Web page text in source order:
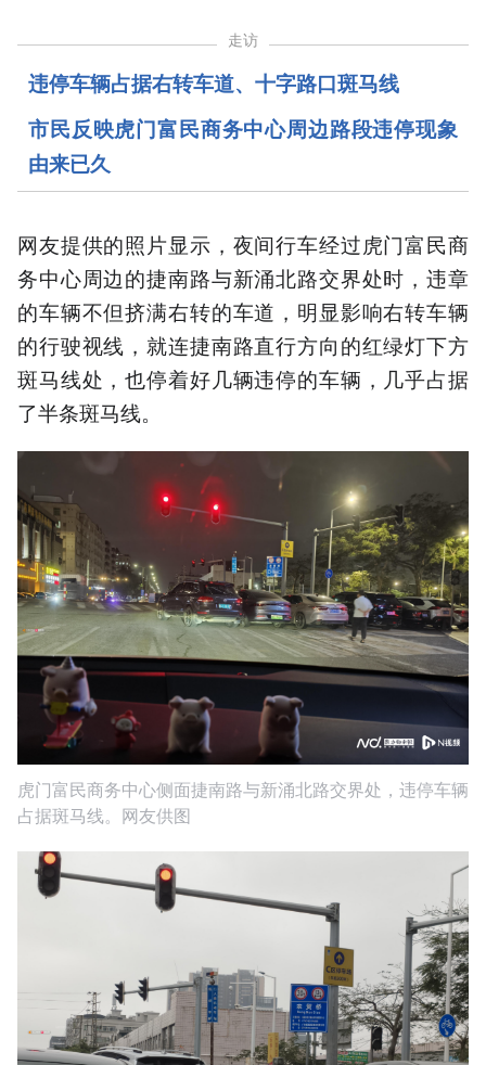
走访
违停车辆占据右转车道、十字路口斑马线
市民反映虎门富民商务中心周边路段违停现象
由来已久
网友提供的照片显示，夜间行车经过虎门富民商
务中心周边的捷南路与新涌北路交界处时，违章
的车辆不但挤满右转的车道，明显影响右转车辆
的行驶视线，就连捷南路直行方向的红绿灯下方
斑马线处，也停着好几辆违停的车辆，几乎占据
了半条斑马线。
虎门富民商务中心侧面捷南路与新涌北路交界处，违停车辆
占据斑马线。网友供图